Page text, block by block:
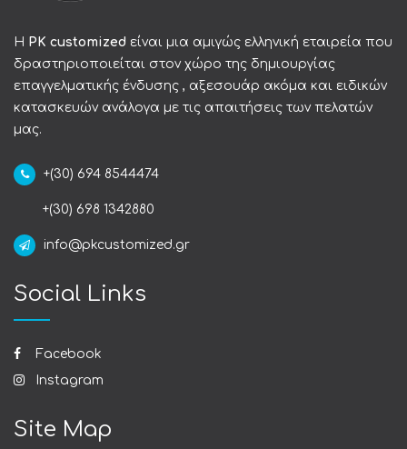
Η PK customized είναι μια αμιγώς ελληνική εταιρεία που
δραστηριοποιείται στον χώρο της δημιουργίας
επαγγελματικής ένδυσης , αξεσουάρ ακόμα και ειδικών
κατασκευών ανάλογα με τις απαιτήσεις των πελατών
μας.
+(30) 694 8544474
+(30) 698 1342880
info@pkcustomized.gr
Social Links
Facebook
Instagram
Site Map